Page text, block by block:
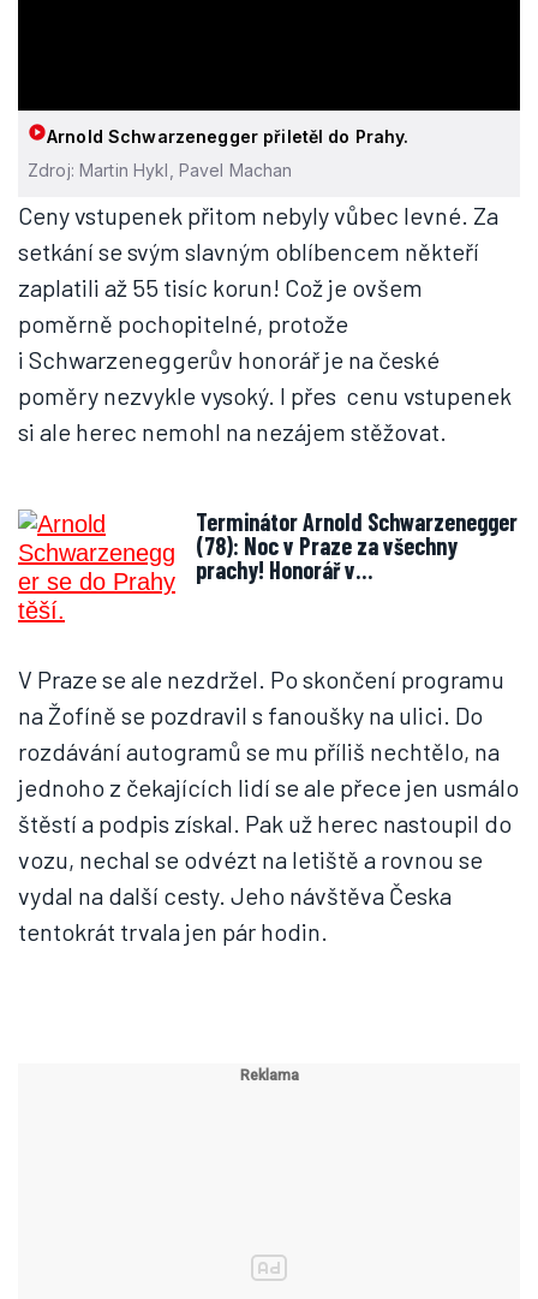
Arnold Schwarzenegger přiletěl do Prahy.
Zdroj: Martin Hykl, Pavel Machan
Ceny vstupenek přitom nebyly vůbec levné. Za
setkání se svým slavným oblíbencem někteří
zaplatili až 55 tisíc korun! Což je ovšem
poměrně pochopitelné, protože
i Schwarzeneggerův honorář je na české
poměry nezvykle vysoký. I přes cenu vstupenek
si ale herec nemohl na nezájem stěžovat.
Terminátor Arnold Schwarzenegger
(78): Noc v Praze za všechny
prachy! Honorář v…
V Praze se ale nezdržel. Po skončení programu
na Žofíně se pozdravil s fanoušky na ulici. Do
rozdávání autogramů se mu příliš nechtělo, na
jednoho z čekajících lidí se ale přece jen usmálo
štěstí a podpis získal. Pak už herec nastoupil do
vozu, nechal se odvézt na letiště a rovnou se
vydal na další cesty. Jeho návštěva Česka
tentokrát trvala jen pár hodin.